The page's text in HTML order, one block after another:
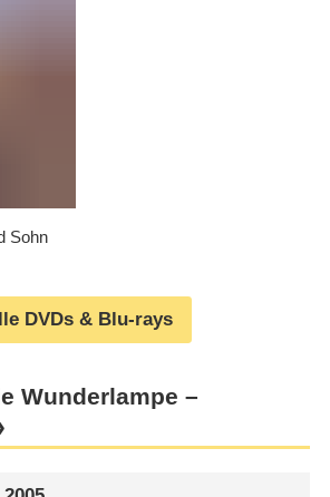
Sohn
DVDs & Blu-rays
Wunderlampe –